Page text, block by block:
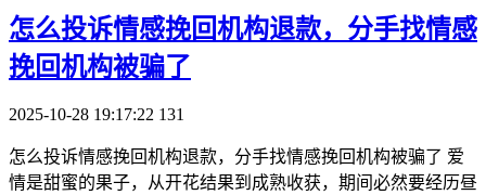
​怎么投诉情感挽回机构退款，分手找情感
挽回机构被骗了
2025-10-28 19:17:22 131
怎么投诉情感挽回机构退款，分手找情感挽回机构被骗了 爱
情是甜蜜的果子，从开花结果到成熟收获，期间必然要经历昼